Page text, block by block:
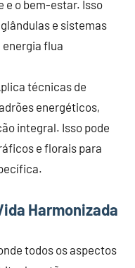
e o bem-estar. Isso
e sistemas
flua
técnicas de
energéticos,
integral. Isso pode
e florais para
Harmonizada
todos os aspectos